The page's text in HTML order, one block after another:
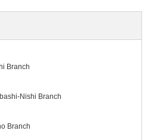
Branch
Nishi Branch
Branch